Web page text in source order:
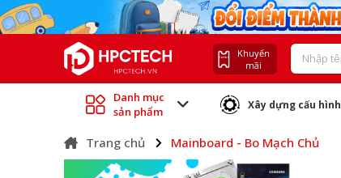
Khuyến
mãi
Danh mục
sản phẩm
Xây dựng cấu hình
Trang chủ Mainboard - Bo Mạch Chủ